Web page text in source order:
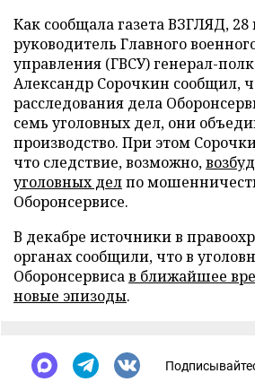
Как сообщала газета ВЗГЛЯД, 28
руководитель Главного
управления (ГВСУ) генерал-
Александр Сорочкин сообщил,
расследования дела
семь уголовных дел, они
производство. При этом
что следствие, возможно,
уголовных делпо
Оборонсервисе.
В декабре источники в
органах сообщили, что в
Оборонсервисав ближайшее
новые эпизоды.